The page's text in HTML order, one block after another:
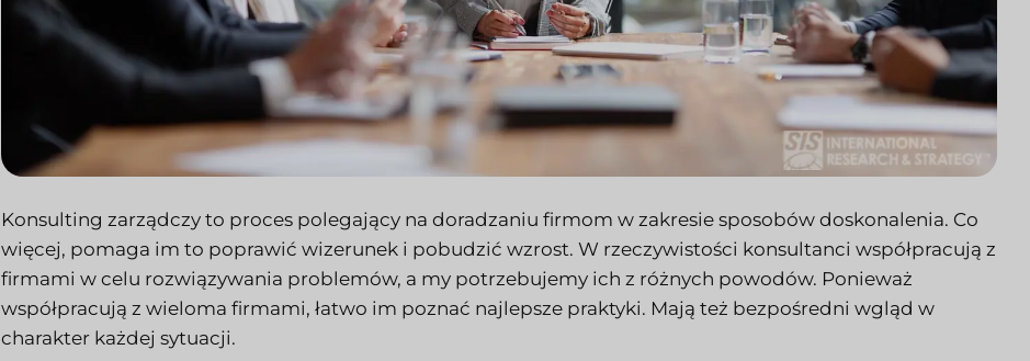
Konsulting zarządczy to proces polegający na doradzaniu firmom w zakresie sposobów doskonalenia. Co
więcej, pomaga im to poprawić wizerunek i pobudzić wzrost. W rzeczywistości konsultanci współpracują z
firmami w celu rozwiązywania problemów, a my potrzebujemy ich z różnych powodów. Ponieważ
współpracują z wieloma firmami, łatwo im poznać najlepsze praktyki. Mają też bezpośredni wgląd w
charakter każdej sytuacji.